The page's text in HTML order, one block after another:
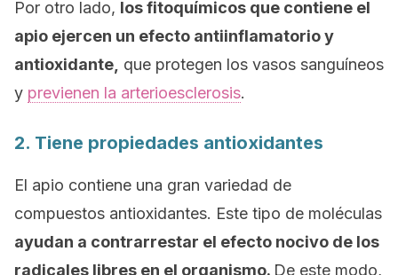
Por otro lado, los fitoquímicos que contiene el
apio ejercen un efecto antiinflamatorio y
antioxidante, que protegen los vasos sanguíneos
y previenen la arterioesclerosis.
2. Tiene propiedades antioxidantes
El apio contiene una gran variedad de
compuestos antioxidantes. Este tipo de moléculas
ayudan a contrarrestar el efecto nocivo de los
radicales libres en el organismo. De este modo,